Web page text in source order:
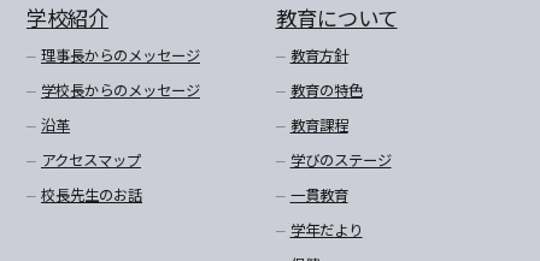
学校紹介
理事長からのメッセージ
学校長からのメッセージ
沿革
アクセスマップ
校長先生のお話
教育について
教育方針
教育の特色
教育課程
学びのステージ
一貫教育
学年だより